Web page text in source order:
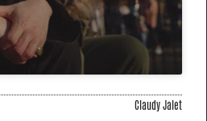
Claudy Jalet